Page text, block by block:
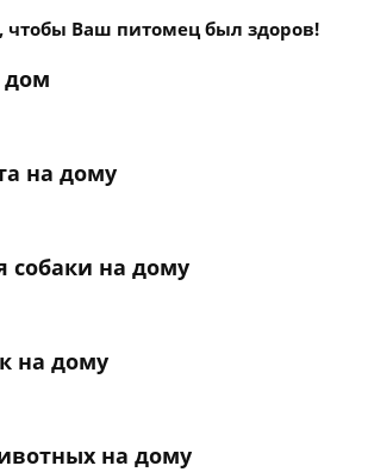
чтобы Ваш питомец был здоров!
дом
на дому
собаки на дому
на дому
на дому